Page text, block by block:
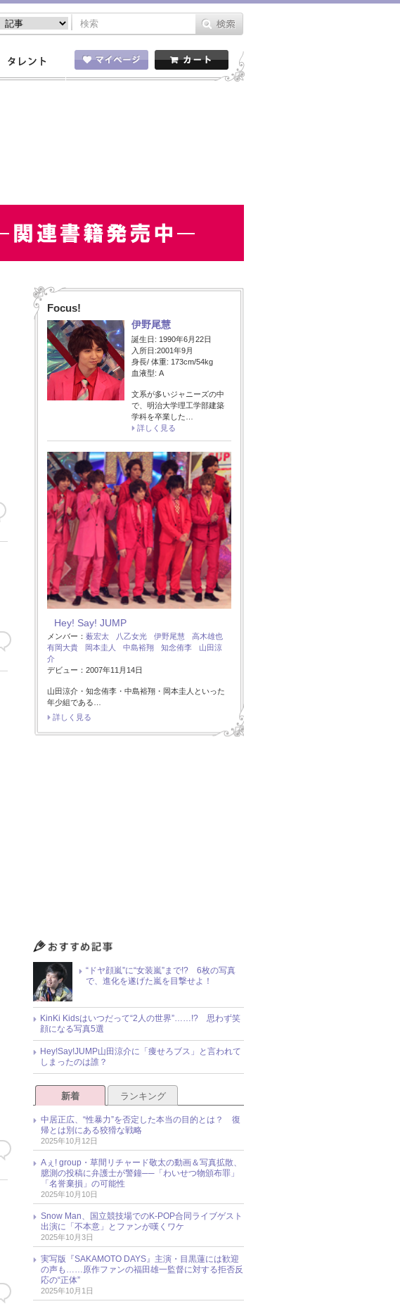
Focus!
伊野尾慧
誕生日: 1990年6月22日
入所日:2001年9月
身長/ 体重: 173cm/54kg
血液型: A
文系が多いジャニーズの中
で、明治大学理工学部建築
学科を卒業した…
詳しく見る
Hey! Say! JUMP
メンバー： 薮宏太 八乙女光 伊野尾慧
高木雄也
有岡大貴
岡本圭人 中島裕翔 知念侑李
山田涼
介
デビュー：2007年11月14日
山田涼介・知念侑李・中島裕翔・岡本圭人といった
年少組である…
詳しく見る
“ドヤ顔嵐”に“女装嵐”まで!? 6枚の写真
で、進化を遂げた嵐を目撃せよ！
KinKi Kidsはいつだって“2人の世界”……!? 思わず笑
顔になる写真5選
Hey!Say!JUMP山田涼介に「痩せろブス」と言われて
しまったのは誰？
新着 ランキング
中居正広、“性暴力”を否定した本当の目的とは？ 復
帰とは別にある狡猾な戦略
2025年10月12日
Aぇ! group・草間リチャード敬太の動画＆写真拡散、
臆測の投稿に弁護士が警鐘──「わいせつ物頒布罪」
「名誉棄損」の可能性
2025年10月10日
Snow Man、国立競技場でのK-POP合同ライブゲスト
出演に「不本意」とファンが嘆くワケ
2025年10月3日
実写版『SAKAMOTO DAYS』主演・目黒蓮には歓迎
の声も……原作ファンの福田雄一監督に対する拒否反
応の“正体”
2025年10月1日